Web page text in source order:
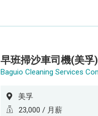
早班掃沙車司機(美孚)
美孚
23,000 / 月薪